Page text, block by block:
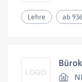
Lehre ab